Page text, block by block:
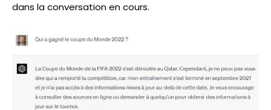
dans la conversation en cours.